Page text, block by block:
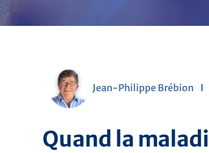
Jean-Philippe Brébion
Quand la